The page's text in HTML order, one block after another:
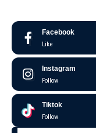
Facebook
Like
Instagram
Follow
Tiktok
Follow